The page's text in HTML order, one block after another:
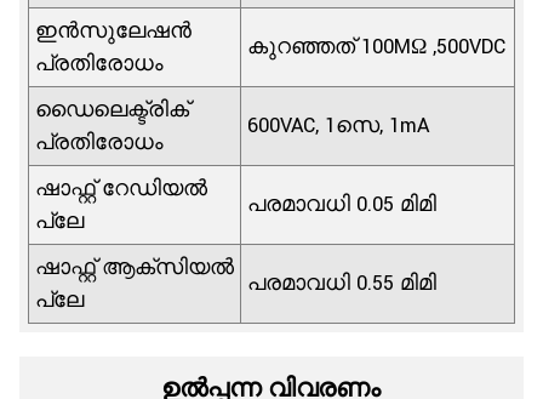
ഇൻസുലേഷൻ
പ്രതിരോധം
കുറഞ്ഞത് 100MΩ ,500VDC
ഡൈലെക്ട്രിക്
പ്രതിരോധം
600VAC, 1സെ, 1mA
ഷാഫ്റ്റ് റേഡിയൽ
പ്ലേ
പരമാവധി 0.05 മിമി
ഷാഫ്റ്റ് ആക്സിയൽ
പ്ലേ
പരമാവധി 0.55 മിമി
ഉൽപ്പന്ന വിവരണം